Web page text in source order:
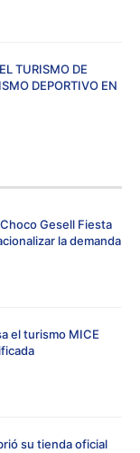
TURISMO DE
DEPORTIVO EN
Gesell Fiesta
la demanda
el turismo MICE
su tienda oficial